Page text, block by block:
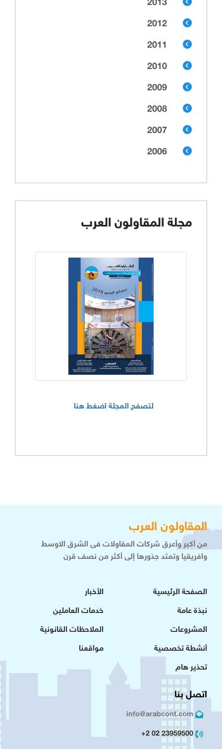
2013
2012
2011
2010
2009
2008
2007
2006
مجلة المقاولون العرب
لتصفح المجلة اضغط هنا
المقاولون العرب
من أكبر وأعرق شركات المقاولات فى الشرق الاوسط
وافريقيا وتمتد جذورها إلى أكثر من نصف قرن
الصفحة الرئيسية
نبذة عامة
المشروعات
أنشطة تخصصية
تحذير هام
الأخبار
خدمات العاملين
الملاحظات القانونية
مواقعنا
اتصل بنا
info@arabcont.com
23959500 02 2+